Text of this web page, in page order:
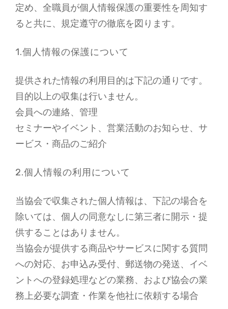
寿
ロ
ー
ェ
レ
ス
ン
定め、全職員が個人情報保護の重要性を周知す
ると共に、規定遵守の徹底を図ります。
1.個人情報の保護について
提供された情報の利用目的は下記の通りです。
目的以上の収集は行いません。
会員への連絡、管理
セミナーやイベント、営業活動のお知らせ、サ
ービス・商品のご紹介
2.個人情報の利用について
当協会で収集された個人情報は、下記の場合を
除いては、個人の同意なしに第三者に開示・提
供することはありません。
当協会が提供する商品やサービスに関する質問
への対応、お申込み受付、郵送物の発送、イベ
ントへの登録処理などの業務、および協会の業
務上必要な調査・作業を他社に依頼する場合